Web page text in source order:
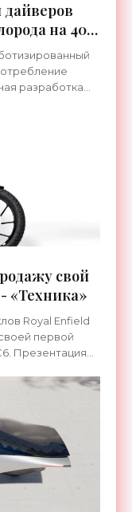
дайверов
на 40
разработка
свой
«Техника»
Royal Enfield
первой
Презентация